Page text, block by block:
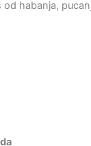
habanja,